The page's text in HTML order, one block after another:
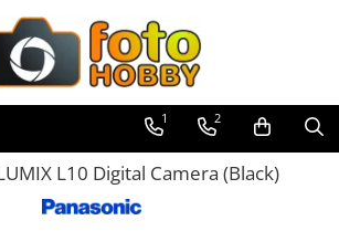
1 2
L10 Digital Camera (Black)